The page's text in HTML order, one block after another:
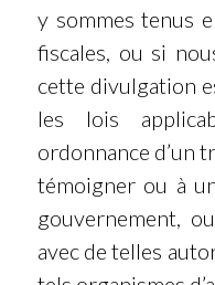
y sommes tenus
fiscales, ou si
cette divulgation
les lois
ordonnance d’un
témoigner ou à
gouvernement,
avec de telles